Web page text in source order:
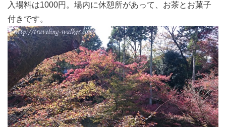
入場料は1000円。場内に休憩所があって、お茶とお菓子
付きです。